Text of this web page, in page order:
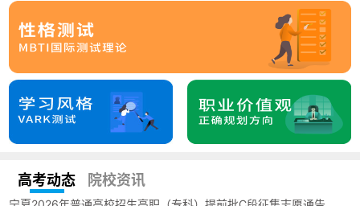
高考动态 院校资讯